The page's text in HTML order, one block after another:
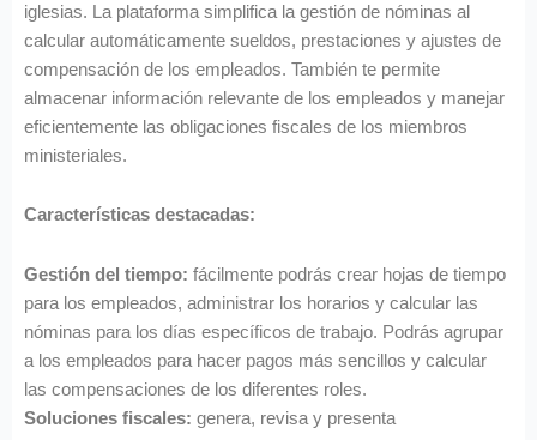
iglesias. La plataforma simplifica la gestión de nóminas al
calcular automáticamente sueldos, prestaciones y ajustes de
compensación de los empleados. También te permite
almacenar información relevante de los empleados y manejar
eficientemente las obligaciones fiscales de los miembros
ministeriales.
Características destacadas:
Gestión del tiempo: fácilmente podrás crear hojas de tiempo
para los empleados, administrar los horarios y calcular las
nóminas para los días específicos de trabajo. Podrás agrupar
a los empleados para hacer pagos más sencillos y calcular
las compensaciones de los diferentes roles.
Soluciones fiscales: genera, revisa y presenta